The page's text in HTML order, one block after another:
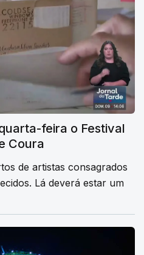
feira o Festival
Coura
de artistas consagrados
Lá deverá estar um